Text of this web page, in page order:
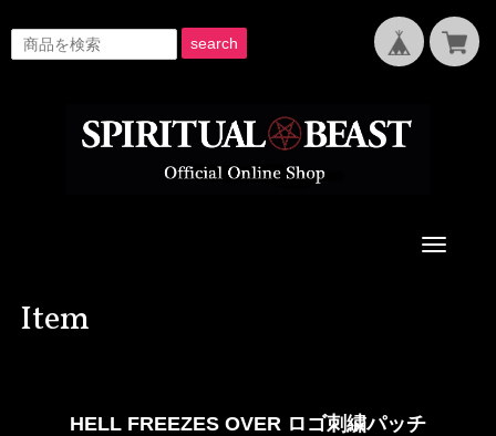
search
Toggle
Item
HELL FREEZES OVER ロゴ刺繍パッチ